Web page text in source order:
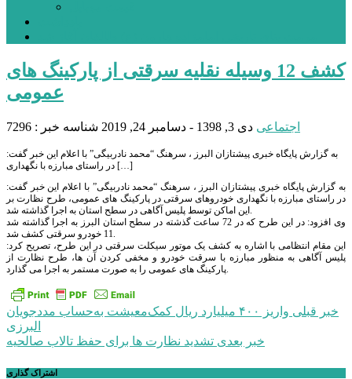
کشف 12 وسیله نقلیه سرقتی از پارکینگ های
عمومی
اجتماعی دی 3, 1398 - دسامبر 24, 2019 شناسه خبر : 7296
به گزارش پایگاه خبری پیشتازان البرز ، سرهنگ “محمد نادربیگی” با اعلام این خبر گفت:
در راستای مبارزه با نگهداری […]
به گزارش پایگاه خبری پیشتازان البرز ، سرهنگ “محمد نادربیگی” با اعلام این خبر گفت:
در راستای مبارزه با نگهداری خودروهای سرقتی در پارکینگ های عمومی، طرح نظارت بر
این اماکن توسط پلیس آگاهی در سطح استان به اجرا گذاشته شد.
وی افزود: در این طرح که در 72 ساعت گذشته در سطح استان البرز به اجرا گذاشته شد
11 خودرو سرقتی کشف شد.
این مقام انتظامی با اشاره به کشف یک موتور سیکلت سرقتی در این طرح، تصریح کرد:
پلیس آگاهی به منظور مبارزه با سرقت خودرو و مخفی کردن آن ها، طرح نظارت از
پارکینگ های عمومی را به صورت مستمر به اجرا می گذارد.
راهبری
نوشته
خبر قبلی
واریز ۴۰۰ میلیارد ریال کمک‌معیشت به‌حساب مددجویان
البرزی
خبر بعدی تشدید نظارت ها برای حفظ تالاب صالحیه
اشتراک گذاری